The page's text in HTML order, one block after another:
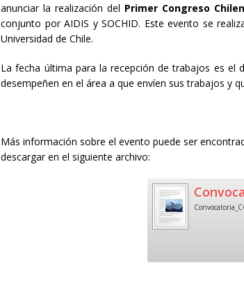
anunciar la realización del Primer Congreso
conjunto por AIDIS y SOCHID. Este evento se
Universidad de Chile.
La fecha última para la recepción de trabajos es el
desempeñen en el área a que envíen sus trabajos y
Más información sobre el evento puede ser
descargar en el siguiente archivo: